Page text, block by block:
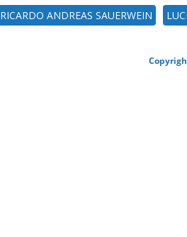
RICARDO ANDREAS SAUERWEIN